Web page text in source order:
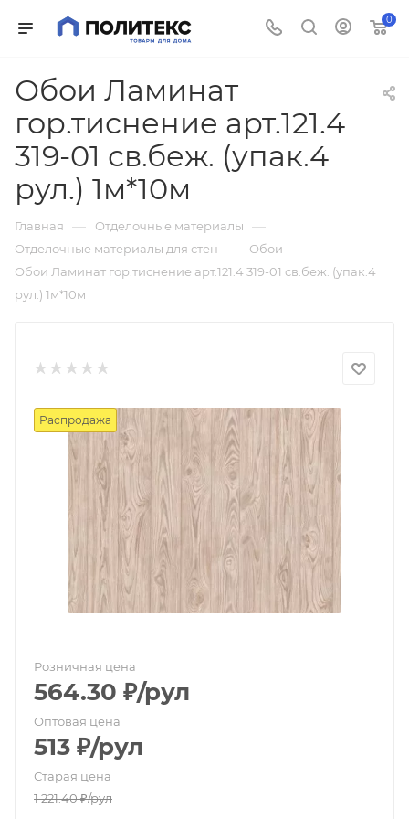
0
Обои Ламинат
гор.тиснение арт.121.4
319-01 св.беж. (упак.4
рул.) 1м*10м
Главная — Отделочные материалы —
Отделочные материалы для стен — Обои —
Обои Ламинат гор.тиснение арт.121.4 319-01 св.беж. (упак.4
рул.) 1м*10м
Распродажа
Розничная цена
564.30 ₽/рул
Оптовая цена
513 ₽/рул
Старая цена
1 221.40₽/рул